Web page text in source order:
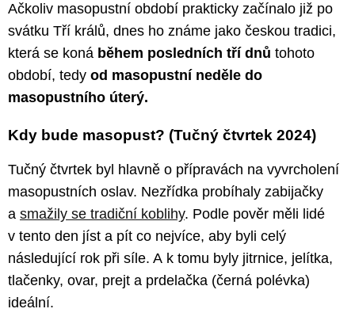
Ačkoliv masopustní období prakticky začínalo již po
svátku Tří králů, dnes ho známe jako českou tradici,
která se koná během posledních tří dnů tohoto
období, tedy od masopustní neděle do
masopustního úterý.
Kdy bude masopust? (Tučný čtvrtek 2024)
Tučný čtvrtek byl hlavně o přípravách na vyvrcholení
masopustních oslav. Nezřídka probíhaly zabijačky
a smažily se tradiční koblihy. Podle pověr měli lidé
v tento den jíst a pít co nejvíce, aby byli celý
následující rok při síle. A k tomu byly jitrnice, jelítka,
tlačenky, ovar, prejt a prdelačka (černá polévka)
ideální.